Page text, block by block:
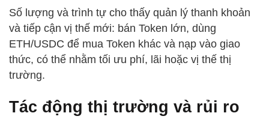
Số lượng và trình tự cho thấy quản lý thanh khoản
và tiếp cận vị thế mới: bán Token lớn, dùng
ETH/USDC để mua Token khác và nạp vào giao
thức, có thể nhằm tối ưu phí, lãi hoặc vị thế thị
trường.
Tác động thị trường và rủi ro